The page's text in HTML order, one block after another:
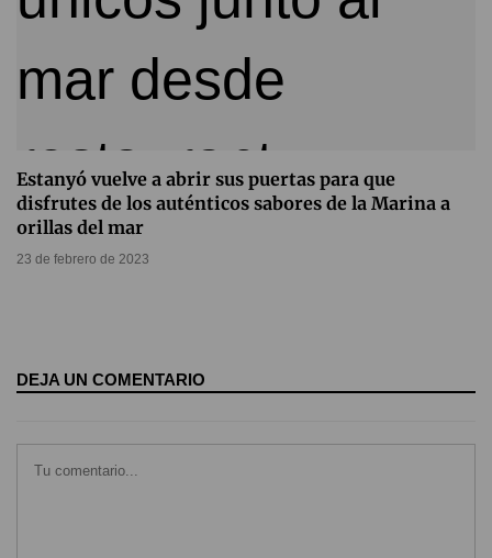
Estanyó vuelve a abrir sus puertas para que
disfrutes de los auténticos sabores de la Marina a
orillas del mar
23 de febrero de 2023
DEJA UN COMENTARIO